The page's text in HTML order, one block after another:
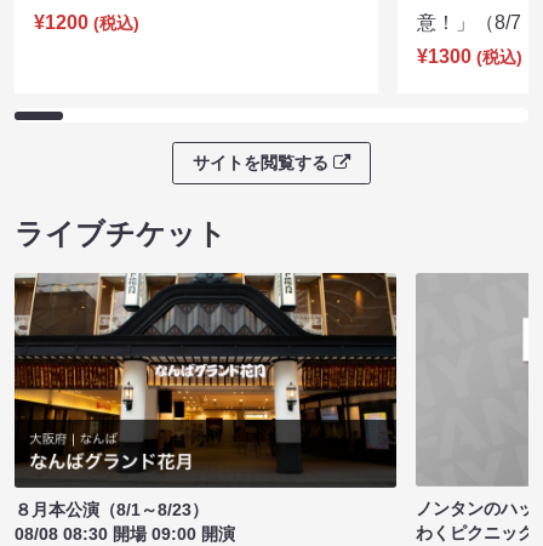
¥1200 (税込)
意！」（8/7
¥1300 (税込)
サイトを閲覧する
ライブチケット
８月本公演（8/1～8/23）
08/08 08:30 開場 09:00 開演
ノンタンのハッ
わくピクニック